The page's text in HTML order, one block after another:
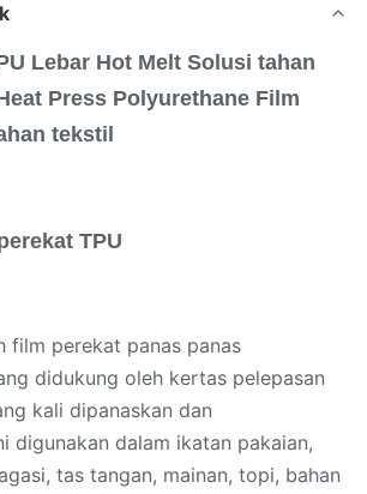
Lebar Hot Melt Solusi tahan
Press Polyurethane Film
tekstil
TPU
film perekat panas panas
didukung oleh kertas pelepasan
kali dipanaskan dan
digunakan dalam ikatan pakaian,
tas tangan, mainan, topi, bahan